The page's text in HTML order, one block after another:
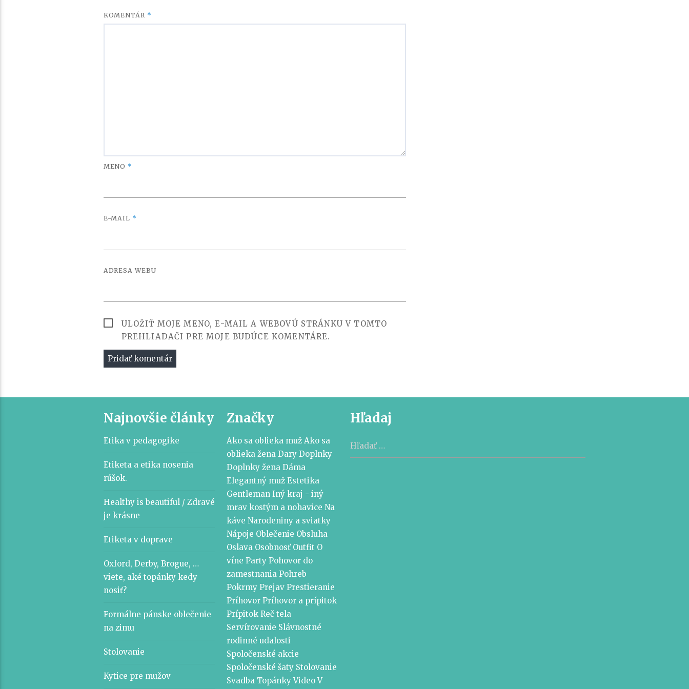
KOMENTÁR *
MENO *
E-MAIL *
ADRESA WEBU
ULOŽIŤ MOJE MENO, E-MAIL A WEBOVÚ STRÁNKU V TOMTO
PREHLIADAČI PRE MOJE BUDÚCE KOMENTÁRE.
Najnovšie články
Etika v pedagogike
Etiketa a etika nosenia
rúšok.
Healthy is beautiful / Zdravé
je krásne
Etiketa v doprave
Oxford, Derby, Brogue, …
viete, aké topánky kedy
nosiť?
Formálne pánske oblečenie
na zimu
Stolovanie
Kytice pre mužov
Značky
Ako sa oblieka muž Ako sa
oblieka žena Dary Doplnky
Doplnky žena Dáma
Elegantný muž Estetika
Gentleman Iný kraj - iný
mrav kostým a nohavice Na
káve Narodeniny a sviatky
Nápoje Oblečenie Obsluha
Oslava Osobnosť Outfit O
víne Party Pohovor do
zamestnania Pohreb
Pokrmy Prejav Prestieranie
Príhovor Príhovor a prípitok
Prípitok Reč tela
Servírovanie Slávnostné
rodinné udalosti
Spoločenské akcie
Spoločenské šaty Stolovanie
Svadba Topánky Video V
Hľadaj